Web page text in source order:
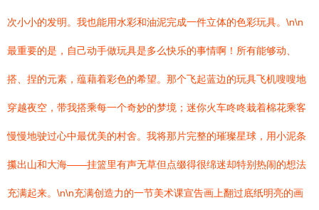
次小小的发明。我也能用水彩和油泥完成一件立体的色彩玩具。\n\n
最重要的是，自己动手做玩具是多么快乐的事情啊！所有能够动、
搭、捏的元素，蕴藉着彩色的希望。那个飞起蓝边的玩具飞机嗖嗖地
穿越夜空，带我搭乘每一个奇妙的梦境；迷你火车咚咚栽着棉花乘客
慢慢地驶过心中最优美的村舍。我将那片完整的璀璨星球，用小泥条
攥出山和大海——挂篮里有声无草但点缀得很绵迷却特别热闹的想法
充满起来。\n\n充满创造力的一节美术课宣告画上翻过底纸明亮的画